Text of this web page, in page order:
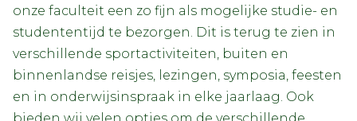
onze faculteit een zo fijn als mogelijke studie- en
studententijd te bezorgen. Dit is terug te zien in
verschillende sportactiviteiten, buiten en
binnenlandse reisjes, lezingen, symposia, feesten
en in onderwijsinspraak in elke jaarlaag. Ook